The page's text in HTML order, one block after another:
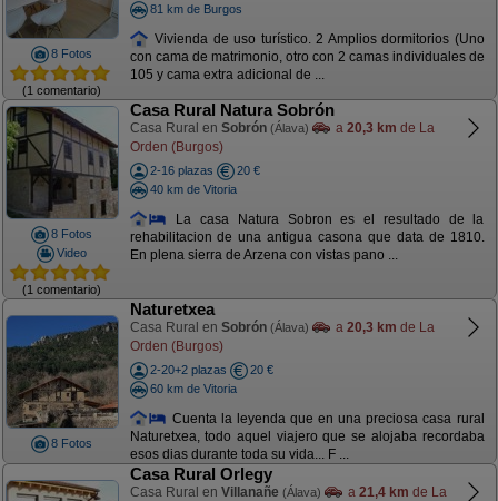
8 Fotos
(1 comentario)
81 km de Burgos
Vivienda de uso turístico. 2 Amplios dormitorios (Uno
con cama de matrimonio, otro con 2 camas individuales de
105 y cama extra adicional de ...
8 Fotos
Video
(1 comentario)
Casa Rural Natura Sobrón
Casa Rural en Sobrón (Álava) a 20,3 km de La
Orden (Burgos)
2-16 plazas
20 €
40 km de Vitoria
La casa Natura Sobron es el resultado de la
rehabilitacion de una antigua casona que data de 1810.
En plena sierra de Arzena con vistas pano ...
8 Fotos
Naturetxea
Casa Rural en Sobrón (Álava) a 20,3 km de La
Orden (Burgos)
2-20+2 plazas
20 €
60 km de Vitoria
Cuenta la leyenda que en una preciosa casa rural
Naturetxea, todo aquel viajero que se alojaba recordaba
esos dias durante toda su vida... F ...
Casa Rural Orlegy
Casa Rural en Villanañe (Álava) a 21,4 km de La